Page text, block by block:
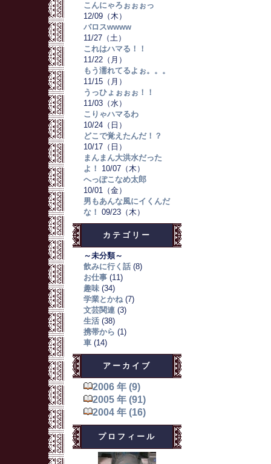
こんにゃろぉぉぉっ
12/09（木）
バロスwwww
11/27（土）
これはハマる！！
11/22（月）
もう濡れてるよぉ。。。
11/15（月）
うっひょぉぉぉ！！
11/03（水）
こりゃハマるわ
10/24（日）
どこで覚えたんだ！？
10/17（日）
まんまん大洪水だった
よ！
10/07（木）
へっぽこなめ太郎
10/01（金）
男もあんな風にイくんだ
な！ 09/23（木）
カテゴリー
～未分類～
飲みに行く話 (8)
お仕事 (11)
趣味 (34)
学業とかね (7)
文芸関連 (3)
生活 (38)
携帯から (1)
車 (14)
アーカイブ
2006 年 (9)
2005 年 (91)
2004 年 (16)
プロフィール